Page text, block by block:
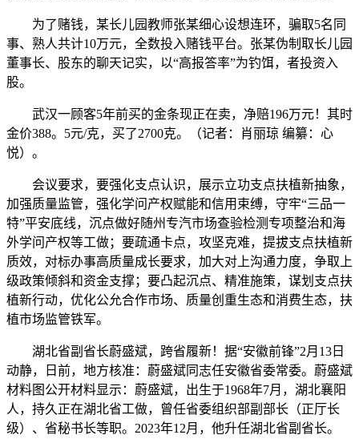
为了赌钱，某长儿园教师张某细心设想连环，骗取5名同
事、熟人共计10万元，全数投入赌钱平台。张某伪制取长儿园
董事长、股东的聊天记实，以“高报答率”为钓饵，者投资入
股。
武汉一顾客5年前买的金条现正在卖，净赔196万元！其时
金价388。5元/克，买了2700克。（记者：肖丽琼 编纂：心
悦）。
会议要求，要强化支点认识，展示立功支点扶植新抽象，
加强质量监管，强化学问产权赋能和信用束缚，守牢“三品一
特”平安底线，沉点做好随州专汽市场查验检测专项整治和海
外学问产权等工做；要疏通卡点，攻坚克难，提拔支点扶植新
质效，对标办事高质量成长要求，加大对上沟通力度，争取上
级政策倾斜和资金支撑；要凸起沉点、精准施策，谋划支点扶
植新行动，优化公允合作市场、质量创重生态和消费生态，扶
植市场监管铁军。
湖北省副省长蔚盛斌，跨省履新！据“安徽前锋”2月13日
动静，日前，地方核准：蔚盛斌同志任安徽省委常委。蔚盛斌
材料图公开材料显示：蔚盛斌，出生于1968年7月，湖北襄阳
人，持久正在湖北省工做，曾任省委组织部副部长（正厅长
级）、省秘书长等职。2023年12月，他升任湖北省副省长。